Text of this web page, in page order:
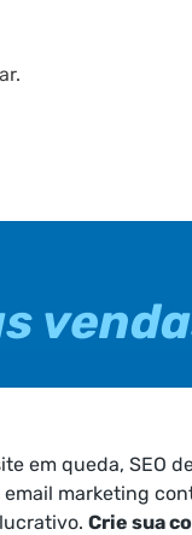
em queda, SEO
marketing
Crie sua